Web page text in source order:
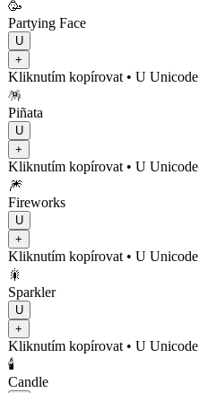
🥳
Partying Face
U
+
Kliknutím kopírovat • U Unicode
🪅
Piñata
U
+
Kliknutím kopírovat • U Unicode
🎆
Fireworks
U
+
Kliknutím kopírovat • U Unicode
🎇
Sparkler
U
+
Kliknutím kopírovat • U Unicode
🕯️
Candle